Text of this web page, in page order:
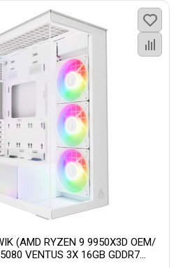
(AMD RYZEN 9 9950X3D OEM/
VENTUS 3X 16GB GDDR7